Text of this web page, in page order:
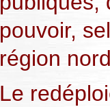
pouvoir,
région
Le